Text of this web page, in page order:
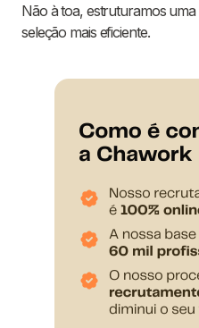
Não à toa, estruturamos
seleção mais eficiente.